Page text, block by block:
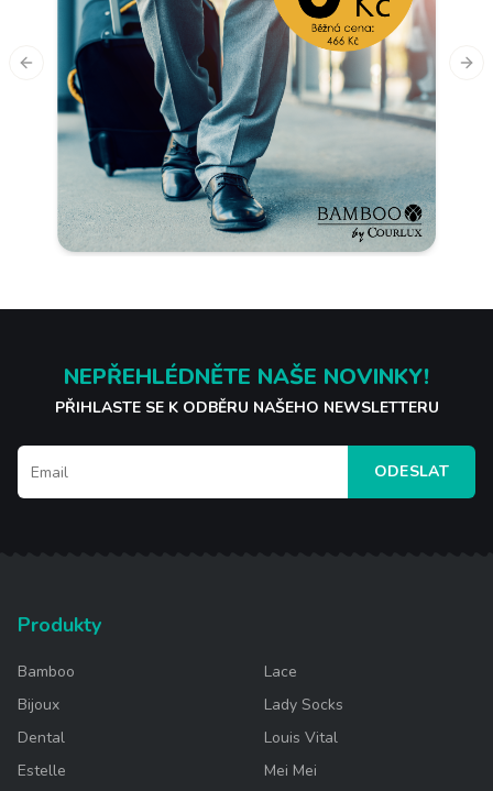
Previous slide
NEPŘEHLÉDNĚTE NAŠE NOVINKY!
PŘIHLASTE SE K ODBĚRU NAŠEHO NEWSLETTERU
ODESLAT
Produkty
Bamboo
Bijoux
Dental
Estelle
Lace
Lady Socks
Louis Vital
Mei Mei